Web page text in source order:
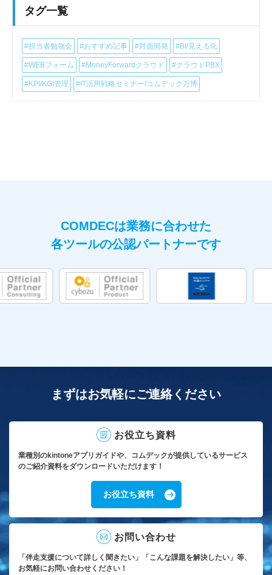
タグ一覧
#担当者勉強会 #おすすめ記事 #対面開発 #BI/見える化
#WEBフォーム #MoneyForwardクラウド #クラウドPBX
#KPI/KGI管理 #IT活用戦略セミナー/コムデック万博
COMDECは業務に合わせた
各ツールの公認パートナーです
まずはお気軽にご連絡ください
お役立ち資料
業種別のkintoneアプリガイドや、コムデックが提供しているサービス
のご紹介資料をダウンロードいただけます！
お役立ち資料
お問い合わせ
「伴走支援について詳しく聞きたい」「こんな課題を解決したい」等、
お気軽にお問い合わせください！